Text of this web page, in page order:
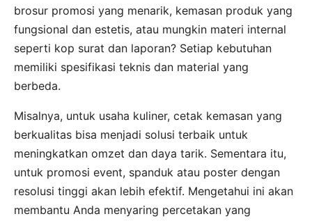
brosur promosi yang menarik, kemasan produk yang
fungsional dan estetis, atau mungkin materi internal
seperti kop surat dan laporan? Setiap kebutuhan
memiliki spesifikasi teknis dan material yang
berbeda.
Misalnya, untuk usaha kuliner, cetak kemasan yang
berkualitas bisa menjadi solusi terbaik untuk
meningkatkan omzet dan daya tarik. Sementara itu,
untuk promosi event, spanduk atau poster dengan
resolusi tinggi akan lebih efektif. Mengetahui ini akan
membantu Anda menyaring percetakan yang